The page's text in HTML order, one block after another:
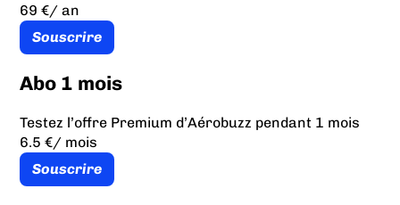
69 €/ an
Souscrire
Abo 1 mois
Testez l’offre Premium d’Aérobuzz pendant 1 mois
6.5 €/ mois
Souscrire